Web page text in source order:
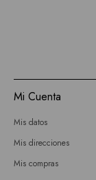
Mi Cuenta
Mis datos
Mis direcciones
Mis compras